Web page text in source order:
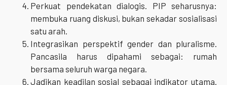
Perkuat pendekatan dialogis. PIP seharusnya:
membuka ruang diskusi, bukan sekadar sosialisasi
satu arah.
Integrasikan perspektif gender dan pluralisme.
Pancasila harus dipahami sebagai: rumah
bersama seluruh warga negara.
Jadikan keadilan sosial sebagai indikator utama.